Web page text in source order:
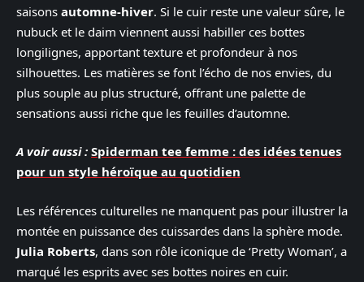
saisons automne-hiver. Si le cuir reste une valeur sûre, le
nubuck et le daim viennent aussi habiller ces bottes
longilignes, apportant texture et profondeur à nos
silhouettes. Les matières se font l’écho de nos envies, du
plus souple au plus structuré, offrant une palette de
sensations aussi riche que les feuilles d’automne.
A voir aussi : Spiderman tee femme : des idées tenues
pour un style héroïque au quotidien
Les références culturelles ne manquent pas pour illustrer la
montée en puissance des cuissardes dans la sphère mode.
Julia Roberts, dans son rôle iconique de ‘Pretty Woman’, a
marqué les esprits avec ses bottes noires en cuir.